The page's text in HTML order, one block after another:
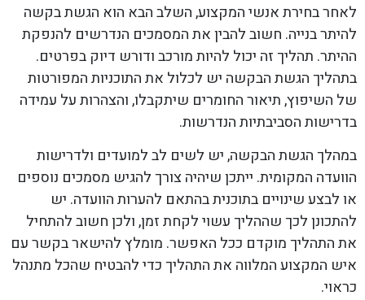
לאחר בחירת אנשי המקצוע, השלב הבא הוא הגשת בקשה
להיתר בנייה. חשוב להבין את המסמכים הנדרשים להנפקת
ההיתר. תהליך זה יכול להיות מורכב ודורש דיוק בפרטים.
בתהליך הגשת הבקשה יש לכלול את התוכניות המפורטות
של השיפוץ, תיאור החומרים שיתקבלו, והצהרות על עמידה
בדרישות הסביבתיות הנדרשות.
במהלך הגשת הבקשה, יש לשים לב למועדים ולדרישות
הוועדה המקומית. ייתכן שיהיה צורך להגיש מסמכים נוספים
או לבצע שינויים בתוכנית בהתאם להערות הוועדה. יש
להתכונן לכך שההליך עשוי לקחת זמן, ולכן חשוב להתחיל
את התהליך מוקדם ככל האפשר. מומלץ להישאר בקשר עם
איש המקצוע המלווה את התהליך כדי להבטיח שהכל מתנהל
כראוי.